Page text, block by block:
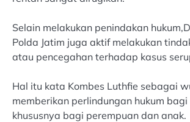
Selain melakukan penindakan
Polda Jatim juga aktif melakukan
atau pencegahan terhadap kasus
Hal itu kata Kombes Luthfie sebagai
memberikan perlindungan hukum
khususnya bagi perempuan dan anak.